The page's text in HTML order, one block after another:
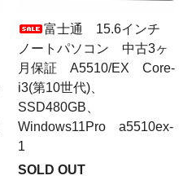
富士通 15.6インチ
ノートパソコン 中古3ヶ
月保証 A5510/EX Core-
i3(第10世代)、
SSD480GB、
Windows11Pro a5510ex-
1
SOLD OUT